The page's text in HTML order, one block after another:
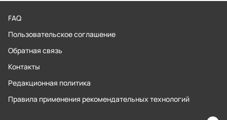
FAQ
Пользовательское соглашение
Обратная связь
Контакты
Редакционная политика
Правила применения рекомендательных технологий